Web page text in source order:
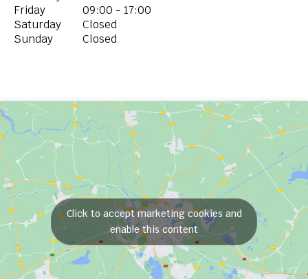
Friday
09:00 - 17:00
Saturday
Closed
Sunday
Closed
Click to accept marketing cookies and
enable this content